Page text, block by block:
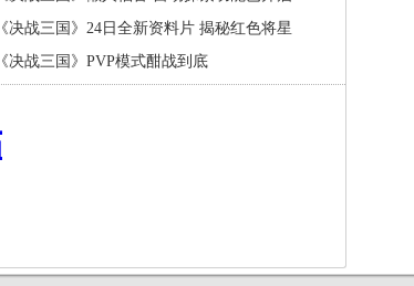
《决战三国》24日全新资料片 揭秘红色将星
《决战三国》PVP模式酣战到底